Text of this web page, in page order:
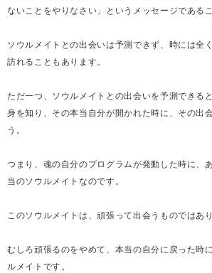
ないことをやりなさい」というメッセージである
ソウルメイトとの出会いは予測できず、時には全
訪れることもあります。
ただ一つ、ソウルメイトとの出会いを予測できる
身を知り、その本当自分が開かれた時に、その出
う。
つまり、魂の自分のプログラムが発動した時に、
当のソウルメイトなのです。
このソウルメイトは、頑張って出会うものではあ
むしろ頑張るのをやめて、本当の自分に戻った時
ルメイトです。